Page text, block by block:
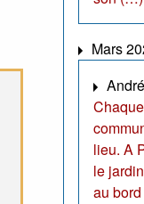
Mars
lieu. A
le
au